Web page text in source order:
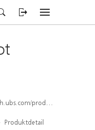
index/isin/CH1584639764
Produktdetail